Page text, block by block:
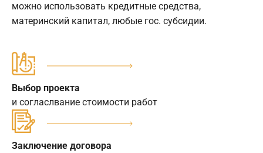
можно использовать кредитные средства,
материнский капитал, любые гос. субсидии.
Выбор проекта
и согласлвание стоимости работ
Заключение договора